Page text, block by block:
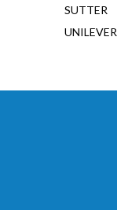
SUTTER
UNILEVER